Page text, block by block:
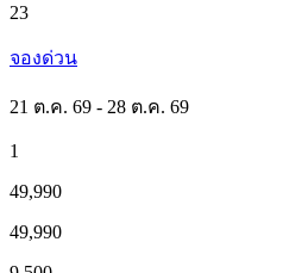
23
จองด่วน
21 ต.ค. 69 - 28 ต.ค. 69
1
49,990
49,990